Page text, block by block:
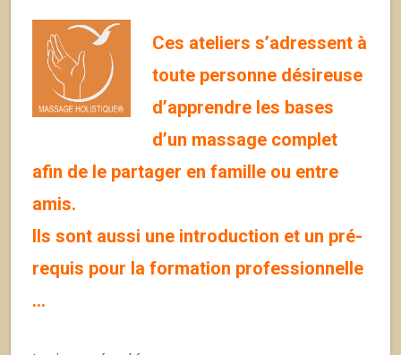
Ces ateliers s’adressent à
toute personne désireuse
d’apprendre les bases
d’un massage complet
afin de le partager en famille ou entre
amis.
Ils sont aussi une introduction et un pré-
requis pour la formation professionnelle
…